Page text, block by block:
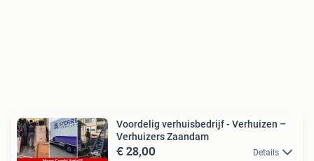
Voordelig verhuisbedrijf - Verhuizen –
Verhuizers Zaandam
€ 28,00 Details